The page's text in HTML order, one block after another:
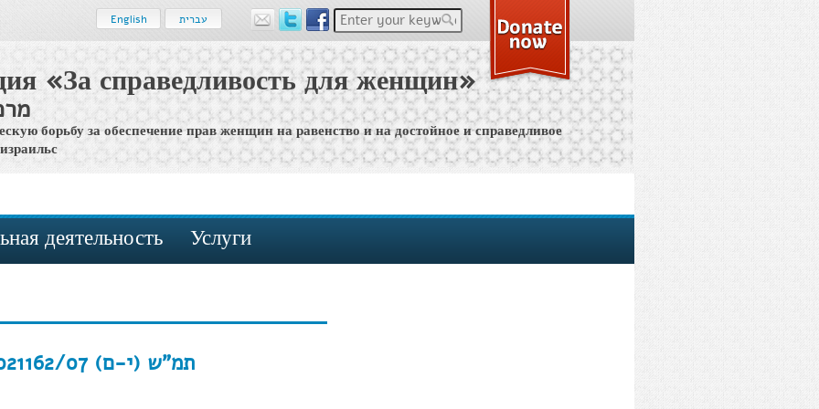
Enter your keywords
English עברית
«За справедливость для женщин»
борьбу за обеспечение прав женщин на равенство и на достойное и справедливое
деятельность Услуги
תמ"ש (י-ם) 021162/07 פלוני נ' פלונית (2010)